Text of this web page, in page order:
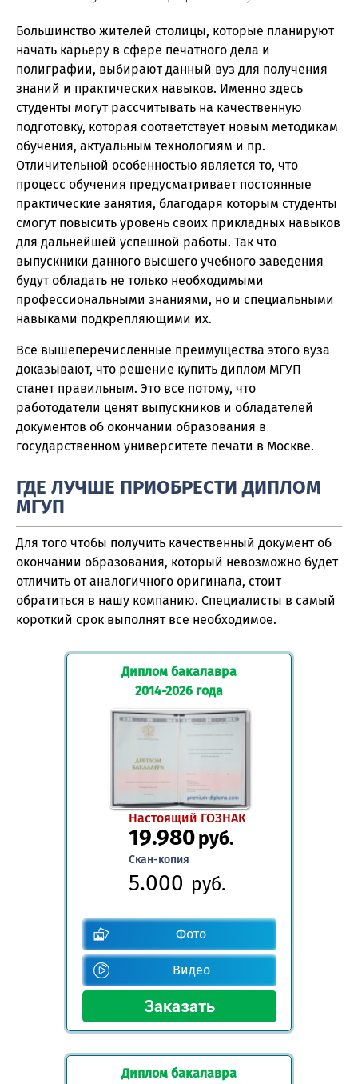
Большинство жителей столицы, которые планируют
начать карьеру в сфере печатного дела и
полиграфии, выбирают данный вуз для получения
знаний и практических навыков. Именно здесь
студенты могут рассчитывать на качественную
подготовку, которая соответствует новым методикам
обучения, актуальным технологиям и пр.
Отличительной особенностью является то, что
процесс обучения предусматривает постоянные
практические занятия, благодаря которым студенты
смогут повысить уровень своих прикладных навыков
для дальнейшей успешной работы. Так что
выпускники данного высшего учебного заведения
будут обладать не только необходимыми
профессиональными знаниями, но и специальными
навыками подкрепляющими их.
Все вышеперечисленные преимущества этого вуза
доказывают, что решение купить диплом МГУП
станет правильным. Это все потому, что
работодатели ценят выпускников и обладателей
документов об окончании образования в
государственном университете печати в Москве.
ГДЕ ЛУЧШЕ ПРИОБРЕСТИ ДИПЛОМ
МГУП
Для того чтобы получить качественный документ об
окончании образования, который невозможно будет
отличить от аналогичного оригинала, стоит
обратиться в нашу компанию. Специалисты в самый
короткий срок выполнят все необходимое.
Диплом бакалавра
2014-2026 года
Настоящий ГОЗНАК
19.980руб.
Скан-копия
5.000 руб.
Фото
Видео
Диплом бакалавра